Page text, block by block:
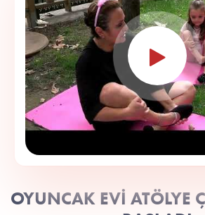
OYUNCAK EVİ ATÖLYE